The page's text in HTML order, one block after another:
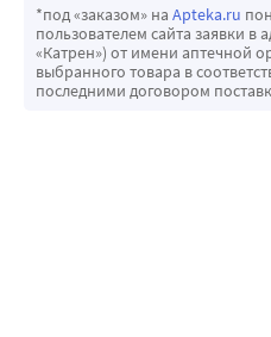
*под «заказом» на Apteka.ru
пользователем сайта заявки
«Катрен») от имени аптечной
выбранного товара в
последними договором